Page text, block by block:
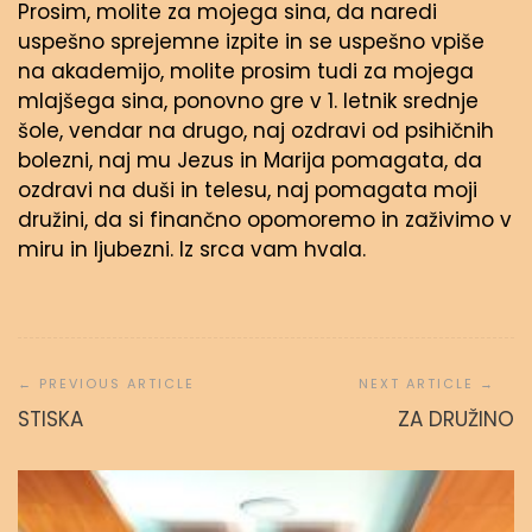
Prosim, molite za mojega sina, da naredi
uspešno sprejemne izpite in se uspešno vpiše
na akademijo, molite prosim tudi za mojega
mlajšega sina, ponovno gre v 1. letnik srednje
šole, vendar na drugo, naj ozdravi od psihičnih
bolezni, naj mu Jezus in Marija pomagata, da
ozdravi na duši in telesu, naj pomagata moji
družini, da si finančno opomoremo in zaživimo v
miru in ljubezni. Iz srca vam hvala.
prispevka
STISKA ZA DRUŽINO